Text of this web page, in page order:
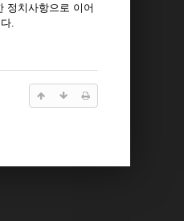
정치사항으로 이어
.